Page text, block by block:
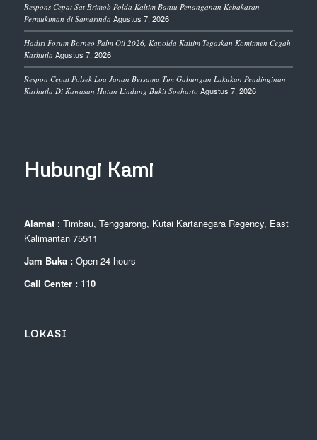
Respons Cepat Sat Brimob Polda Kaltim Bantu Penanganan Kebakaran
Permukiman di Samarinda Agustus 7, 2026
Hadiri Forum Borneo Palm Oil 2026, Kapolda Kaltim Tegaskan Komitmen Cegah
Karhutla Agustus 7, 2026
Respon Cepat Polsek Loa Janan Bersama Tim Gabungan Lakukan Pendinginan
Karhutla Di Kawasan Hutan Lindung Bukit Soeharto Agustus 7, 2026
Hubungi Kami
Alamat: Timbau, Tenggarong, Kutai Kartanegara Regency, East
Kalimantan 75511
Jam Buka : Open 24 hours
Call Center : 110
LOKASI